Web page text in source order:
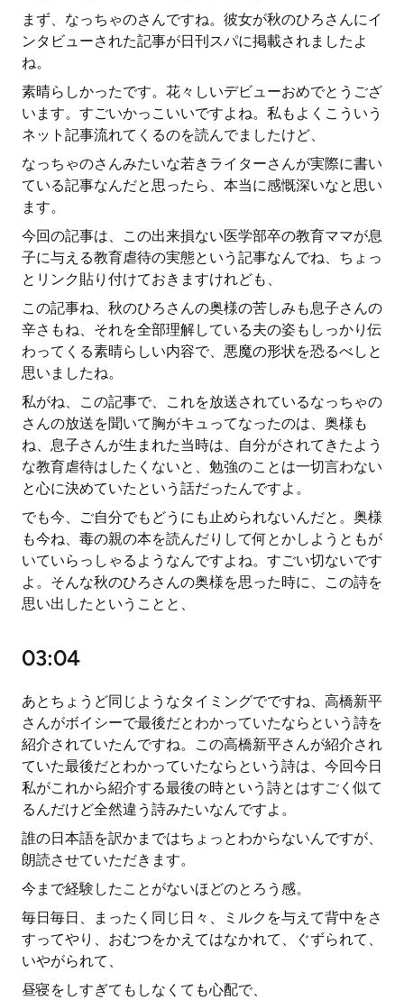
まず、なっちゃのさんですね。彼女が秋のひろさんにイ
ンタビューされた記事が日刊スパに掲載されましたよ
ね。
素晴らしかったです。花々しいデビューおめでとうござ
います。すごいかっこいいですよね。私もよくこういう
ネット記事流れてくるのを読んでましたけど、
なっちゃのさんみたいな若きライターさんが実際に書い
ている記事なんだと思ったら、本当に感慨深いなと思い
ます。
今回の記事は、この出来損ない医学部卒の教育ママが息
子に与える教育虐待の実態という記事なんでね、ちょっ
とリンク貼り付けておきますけれども、
この記事ね、秋のひろさんの奥様の苦しみも息子さんの
辛さもね、それを全部理解している夫の姿もしっかり伝
わってくる素晴らしい内容で、悪魔の形状を恐るべしと
思いましたね。
私がね、この記事で、これを放送されているなっちゃの
さんの放送を聞いて胸がキュってなったのは、奥様も
ね、息子さんが生まれた当時は、自分がされてきたよう
な教育虐待はしたくないと、勉強のことは一切言わない
と心に決めていたという話だったんですよ。
でも今、ご自分でもどうにも止められないんだと。奥様
も今ね、毒の親の本を読んだりして何とかしようともが
いていらっしゃるようなんですよね。すごい切ないです
よ。そんな秋のひろさんの奥様を思った時に、この詩を
思い出したということと、
03:04
あとちょうど同じようなタイミングでですね、高橋新平
さんがボイシーで最後だとわかっていたならという詩を
紹介されていたんですね。この高橋新平さんが紹介され
ていた最後だとわかっていたならという詩は、今回今日
私がこれから紹介する最後の時という詩とはすごく似て
るんだけど全然違う詩みたいなんですよ。
誰の日本語を訳かまではちょっとわからないんですが、
朗読させていただきます。
今まで経験したことがないほどのとろう感。
毎日毎日、まったく同じ日々、ミルクを与えて背中をさ
すってやり、おむつをかえてはなかれて、ぐずられて、
いやがられて、
昼寝をしすぎてもしなくても心配で、